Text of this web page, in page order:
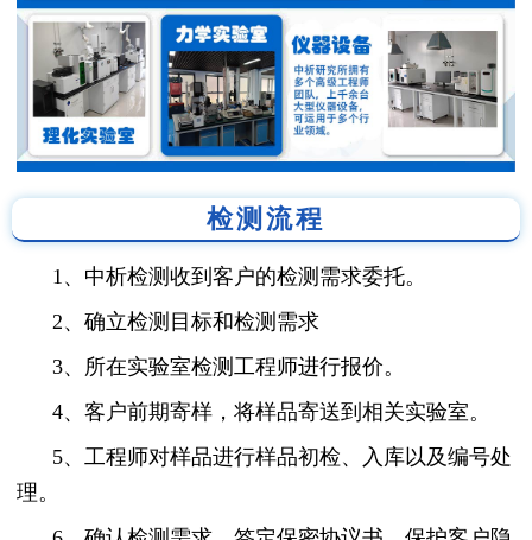
检测流程
1、中析检测收到客户的检测需求委托。
2、确立检测目标和检测需求
3、所在实验室检测工程师进行报价。
4、客户前期寄样，将样品寄送到相关实验室。
5、工程师对样品进行样品初检、入库以及编号处
理。